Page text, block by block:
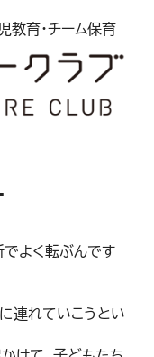
教育・チーム保育
でよく転ぶんです
連れていこうとい